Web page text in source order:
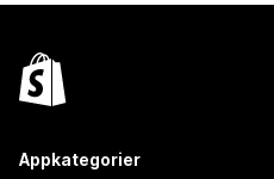
Appkategorier